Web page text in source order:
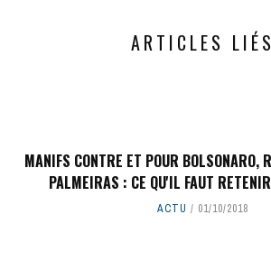
ARTICLES LIÉS
MANIFS CONTRE ET POUR BOLSONARO,
PALMEIRAS : CE QU'IL FAUT
ACTU 01/10/2018